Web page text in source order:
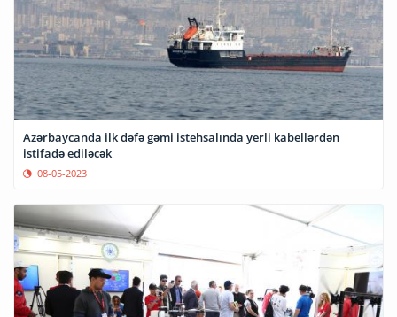
Azərbaycanda ilk dəfə gəmi istehsalında yerli kabellərdən
istifadə ediləcək
08-05-2023